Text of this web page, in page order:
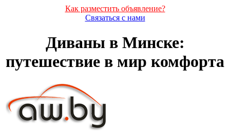
Как разместить объявление?
Связаться с нами
Диваны в Минске:
путешествие в мир комфорта